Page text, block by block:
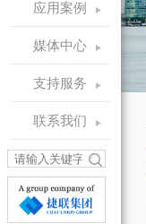
应用案例
媒体中心
支持服务
联系我们